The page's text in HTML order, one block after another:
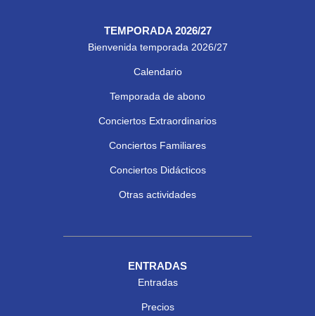
TEMPORADA 2026/27
Bienvenida temporada 2026/27
Calendario
Temporada de abono
Conciertos Extraordinarios
Conciertos Familiares
Conciertos Didácticos
Otras actividades
ENTRADAS
Entradas
Precios